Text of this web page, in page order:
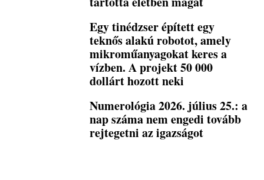
Egy tinédzser épített egy
teknős alakú robotot, amely
mikroműanyagokat keres a
vízben. A projekt 50 000
dollárt hozott neki
Numerológia 2026. július 25.: a
nap száma nem engedi tovább
rejtegetni az igazságot